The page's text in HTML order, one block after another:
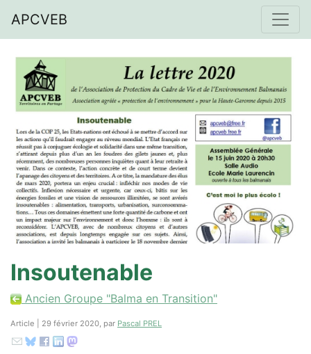
APCVEB
Insoutenable
Ancien Groupe "Balma en Transition"
Article | 29 février 2020, par Pascal PREL